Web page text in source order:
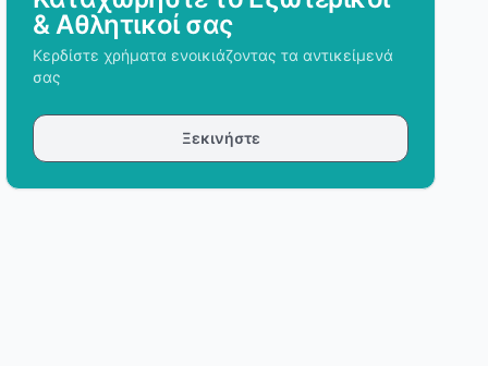
& Αθλητικοί σας
Κερδίστε χρήματα ενοικιάζοντας τα αντικείμενά
σας
Ξεκινήστε